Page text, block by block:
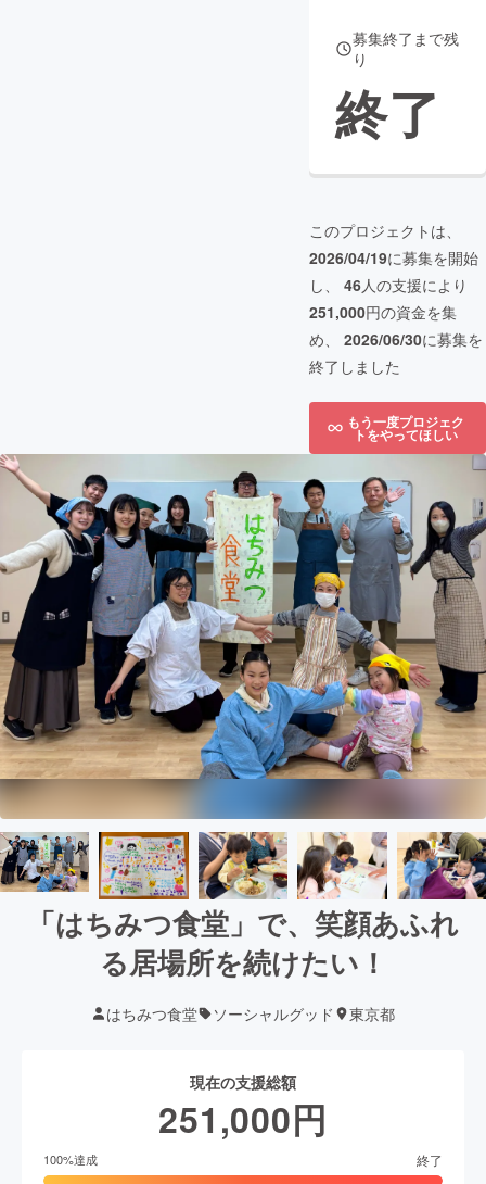
募集終了まで残
り
終了
このプロジェクトは、
2026/04/19に募集を開始
し、 46人の支援により
251,000円の資金を集
め、 2026/06/30に募集を
終了しました
もう一度プロジェク
トをやってほしい
「はちみつ食堂」で、笑顔あふれ
る居場所を続けたい！
はちみつ食堂 ソーシャルグッド 東京都
現在の支援総額
251,000円
100%達成 終了